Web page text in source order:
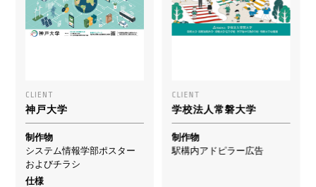
CLIENT
神戸大学
制作物
システム情報学部ポスター
およびチラシ
仕様
CLIENT
学校法人常磐大学
制作物
駅構内アドピラー広告